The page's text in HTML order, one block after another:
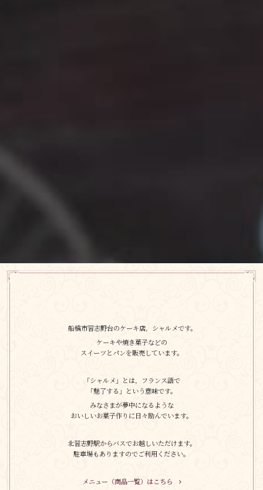
船橋市習志野台のケーキ店，シャルメです。
ケーキや焼き菓子などの
スイーツとパンを販売しています。
「シャルメ」とは，フランス語で
「魅了する」という意味です。
みなさまが夢中になるような
おいしいお菓子作りに日々励んでいます。
北習志野駅からバスでお越しいただけます。
駐車場もありますのでご利用ください。
メニュー（商品一覧）はこちら